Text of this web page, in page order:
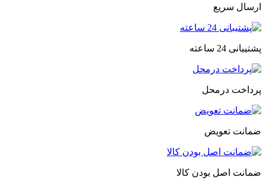
ارسال سریع
پشتیبانی 24 ساعته
پرداخت درمحل
ضمانت تعویض
ضمانت اصل بودن کالا